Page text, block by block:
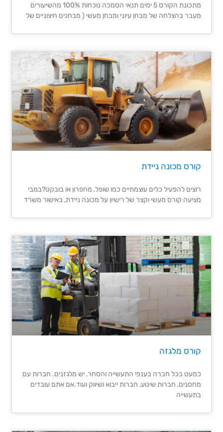
מתכונת הקורס 5 ימים תנאי הסמכה נוכחות 100% מהשיעורים
מעבר בהצלחה של מבחן עיוני ומבחן מעשי ( מבחנים חיצוניים של
קורס מכונה ניידת
רוצים להפעיל כלים עוצמתיים כמו שופל, מחפרון או בובקט?במבי
מציעה קורס מעשי וקצר של רישיון על מכונה ניידת, באישור משרד
קורס מלגזה
כמעט בכל חברה בענפי התעשייה והסחר, יש מלגזנים. חברות עם
מחסנים, חברות שינוע, חברות ייבוא ושיווק ועוד.אם אתם עובדים
בתעשייה